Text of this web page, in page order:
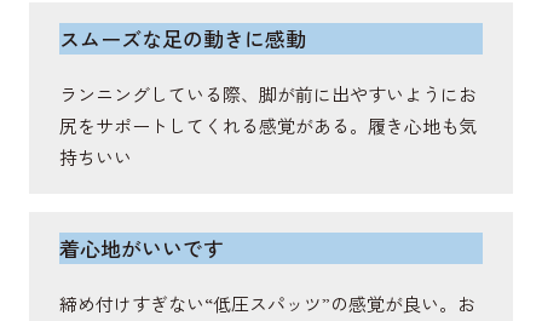
スムーズな足の動きに感動
ランニングしている際、脚が前に出やすいようにお
尻をサポートしてくれる感覚がある。履き心地も気
持ちいい
着心地がいいです
締め付けすぎない“低圧スパッツ”の感覚が良い。お